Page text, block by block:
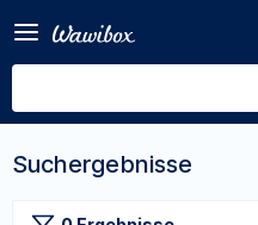
Suchergebnisse